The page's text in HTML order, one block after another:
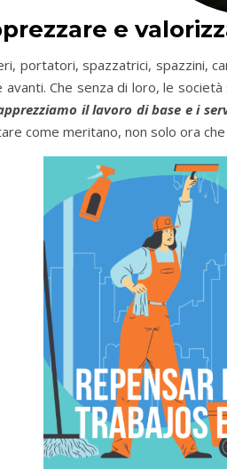
e
portatori, spazzatrici, spazzini,
Che senza di loro, le
il lavoro di base e i
come meritano, non solo ora